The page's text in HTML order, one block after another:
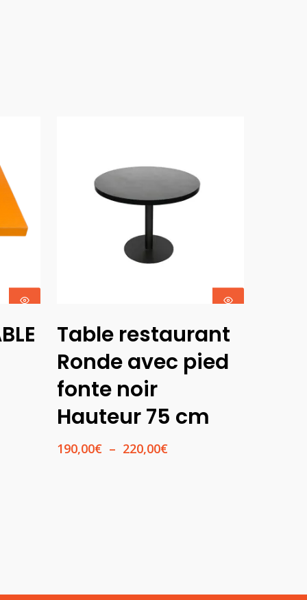
Options
Table restaurant
Ronde avec pied
fonte noir
Hauteur 75 cm
190,00€ – 220,00€Plage